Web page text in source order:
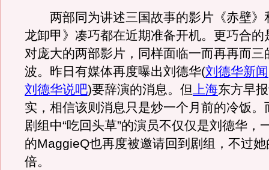
两部同为讲述三国故事的影片《赤壁》
龙卸甲》凑巧都在近期准备开机。更巧合的
对庞大的两部影片，同样面临一而再再而三
波。昨日有媒体再度曝出刘德华(刘德华新闻
刘德华说吧)要辞演的消息。但上海东方早
实，相信该则消息只是炒一个月前的冷饭。
剧组中“吃回头草”的演员不仅仅是刘德华，
的MaggieQ也再度被邀请回到剧组，不过
倍。